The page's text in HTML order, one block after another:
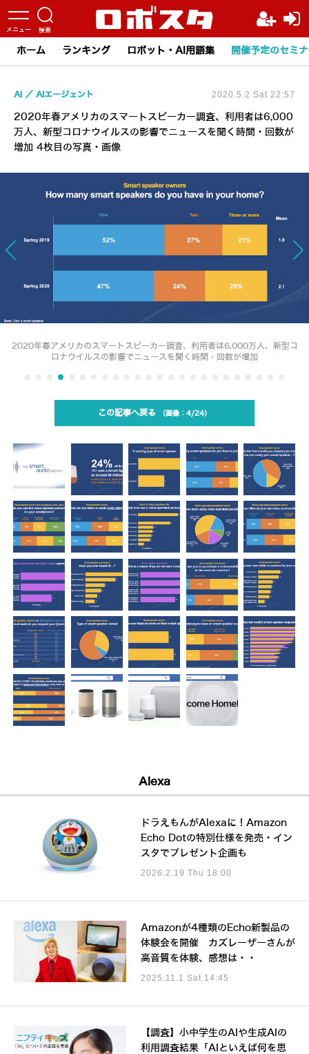
ホーム ランキング ロボット・AI用語集 開催予定のセミ
2020年春アメリカのスマートスピーカー調査、利用者は6,000
万人、新型コロナウイルスの影響でニュースを聞く時間・回数が
増加 4枚目の写真・画像
AI AIエージェント 2020.5.2 Sat 22:57
2020年春アメリカのスマートスピーカー調査、利用者は6,000万人、新型コ
ロナウイルスの影響でニュースを聞く時間・回数が増加
この記事へ戻る 4/24
Alexa
ドラえもんがAlexaに！Amazon
Echo Dotの特別仕様を発売・イン
スタでプレゼント企画も
2026.2.19 Thu 18:00
Amazonが4種類のEcho新製品の
体験会を開催 カズレーザーさんが
高音質を体験、感想は・・
2025.11.1 Sat 14:45
【調査】小中学生のAIや生成AIの
利用調査結果「AIといえば何を思